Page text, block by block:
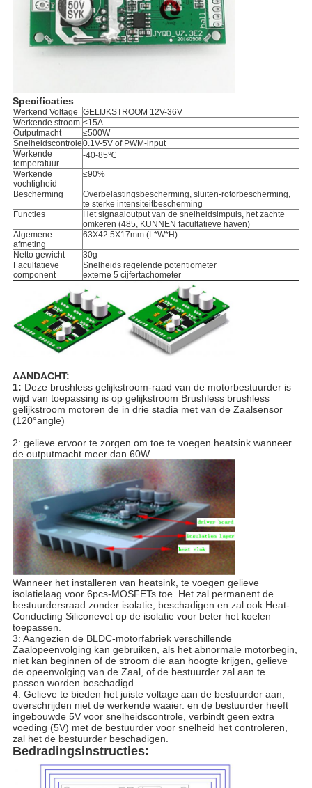
Specificaties
Werkend Voltage GELIJKSTROOM 12V-36V
Werkende stroom ≤15A
Outputmacht
≤500W
Snelheidscontrole0.1V-5V of PWM-input
Werkende
temperatuur
-40-85℃
Werkende
vochtigheid
≤90%
Bescherming
Overbelastingsbescherming, sluiten-rotorbescherming,
te sterke intensiteitbescherming
Functies
Het signaaloutput van de snelheidsimpuls, het zachte
omkeren (485, KUNNEN facultatieve haven)
Algemene
afmeting
63X42.5X17mm (L*W*H)
Netto gewicht
30g
Facultatieve
component
Snelheids regelende potentiometer
externe 5 cijfertachometer
AANDACHT:
1: Deze brushless gelijkstroom-raad van de motorbestuurder is
wijd van toepassing is op gelijkstroom Brushless brushless
gelijkstroom motoren de in drie stadia met van de Zaalsensor
(120°angle)
2: gelieve ervoor te zorgen om toe te voegen heatsink wanneer
de outputmacht meer dan 60W.
Wanneer het installeren van heatsink, te voegen gelieve
isolatielaag voor 6pcs-MOSFETs toe. Het zal permanent de
bestuurdersraad zonder isolatie, beschadigen en zal ook Heat-
Conducting Siliconevet op de isolatie voor beter het koelen
toepassen.
3: Aangezien de BLDC-motorfabriek verschillende
Zaalopeenvolging kan gebruiken, als het abnormale motorbegin,
niet kan beginnen of de stroom die aan hoogte krijgen, gelieve
de opeenvolging van de Zaal, of de bestuurder zal aan te
passen worden beschadigd.
4: Gelieve te bieden het juiste voltage aan de bestuurder aan,
overschrijden niet de werkende waaier. en de bestuurder heeft
ingebouwde 5V voor snelheidscontrole, verbindt geen extra
voeding (5V) met de bestuurder voor snelheid het controleren,
zal het de bestuurder beschadigen.
Bedradingsinstructies: